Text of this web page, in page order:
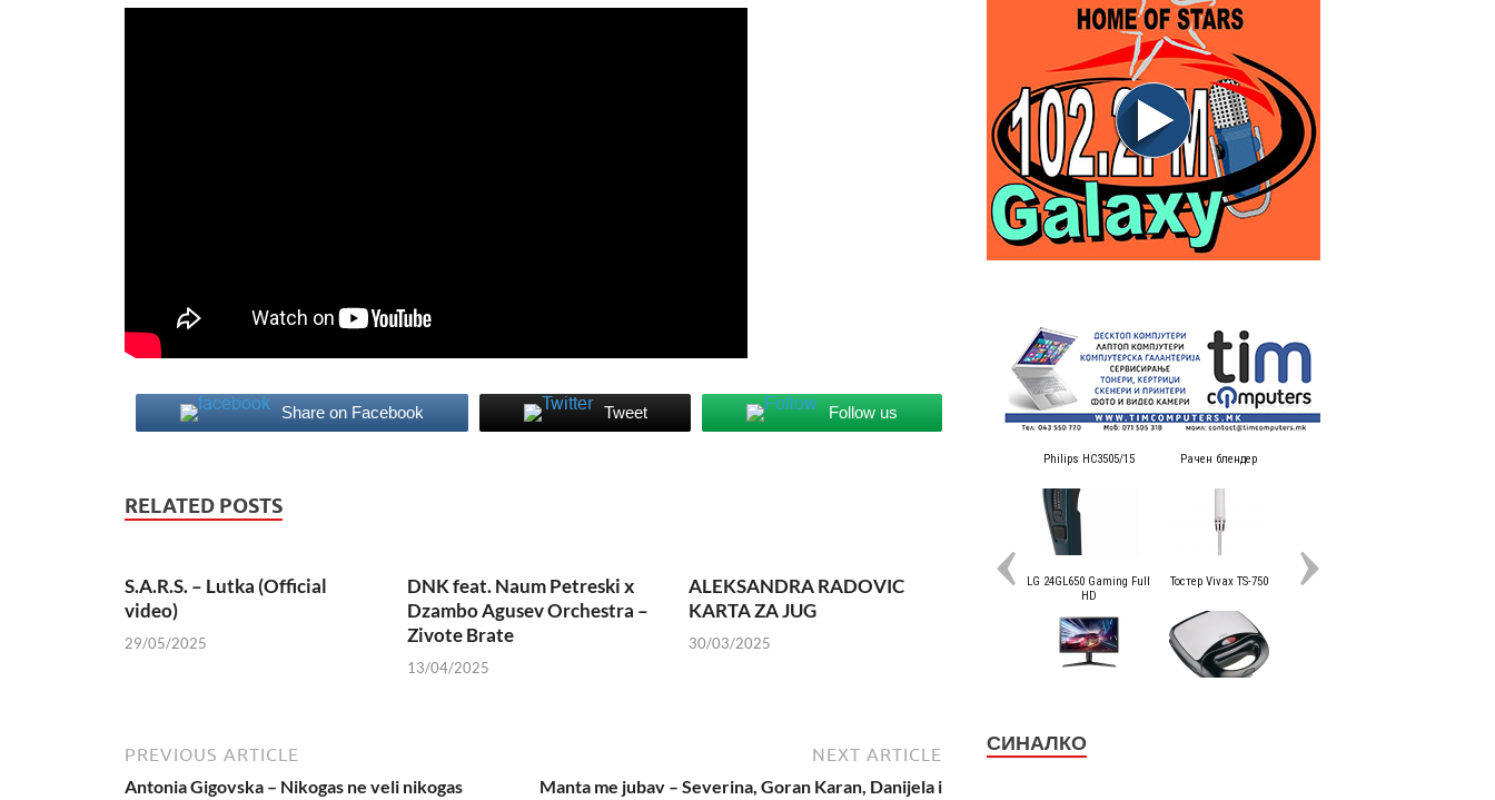
Share on Facebook Tweet Follow us
RELATED POSTS
S.A.R.S. – Lutka (Official
video)
29/05/2025
DNK feat. Naum Petreski х
Dzambo Agusev Orchestra –
Zivote Brate
13/04/2025
ALEKSANDRA RADOVIC
KARTA ZA JUG
30/03/2025
PREVIOUS ARTICLE
Antonia Gigovska – Nikogas ne veli nikogas
NEXT ARTICLE
Manta me jubav – Severina, Goran Karan, Danijela i
СИНАЛКО